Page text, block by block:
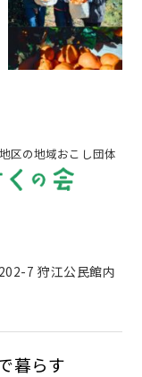
区の地域おこし団体
7 狩江公民館内
暮らす